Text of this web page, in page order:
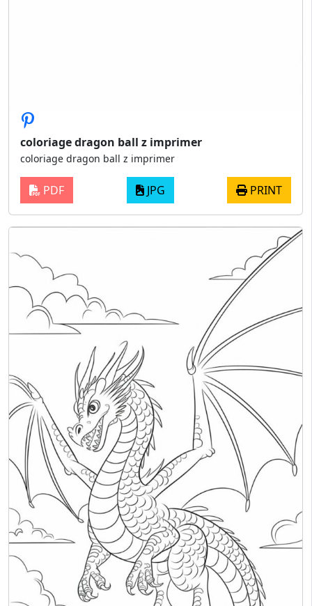
coloriage dragon ball z imprimer
coloriage dragon ball z imprimer
PDF JPG PRINT